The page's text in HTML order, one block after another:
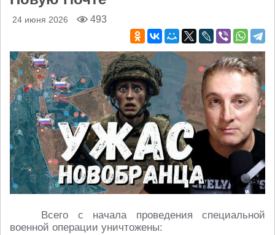
24 июня 2026 493
Всего с начала проведения специальной
военной операции уничтожены: